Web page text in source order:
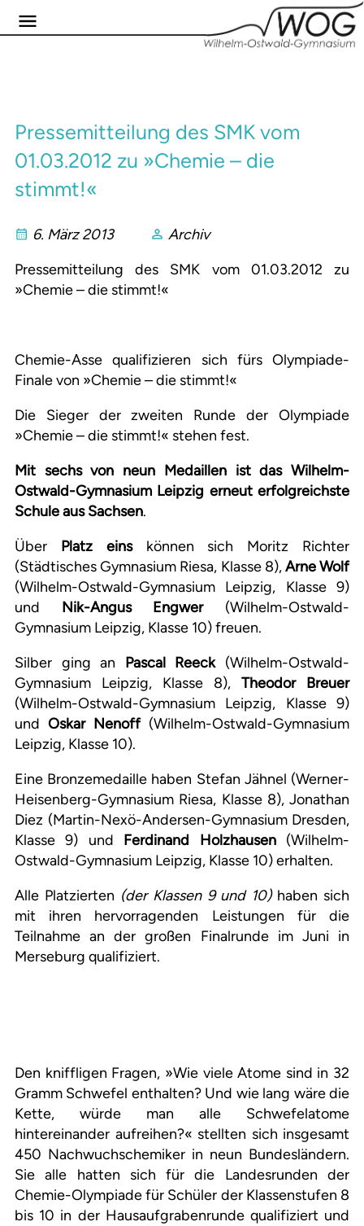
Pressemitteilung des SMK vom
01.03.2012 zu »Chemie – die
stimmt!«
6. März 2013
Archiv
Pressemitteilung des SMK vom 01.03.2012 zu
»Chemie – die stimmt!«
Chemie-Asse qualifizieren sich fürs Olympiade-
Finale von »Chemie – die stimmt!«
Die Sieger der zweiten Runde der Olympiade
»Chemie – die stimmt!« stehen fest.
Mit sechs von neun Medaillen ist das Wilhelm-
Ostwald-Gymnasium Leipzig erneut erfolgreichste
Schule aus Sachsen.
Über Platz einskönnen sich Moritz Richter
(Städtisches Gymnasium Riesa, Klasse 8),Arne Wolf
(Wilhelm-Ostwald-Gymnasium Leipzig, Klasse 9)
und Nik-Angus Engwer(Wilhelm-Ostwald-
Gymnasium Leipzig, Klasse 10) freuen.
Silber ging an Pascal Reeck(Wilhelm-Ostwald-
Gymnasium Leipzig, Klasse 8), Theodor Breuer
(Wilhelm-Ostwald-Gymnasium Leipzig, Klasse 9)
und Oskar Nenoff (Wilhelm-Ostwald-Gymnasium
Leipzig, Klasse 10).
Eine Bronzemedaille haben Stefan Jähnel (Werner-
Heisenberg-Gymnasium Riesa, Klasse 8), Jonathan
Diez (Martin-Nexö-Andersen-Gymnasium Dresden,
Klasse 9) und Ferdinand Holzhausen(Wilhelm-
Ostwald-Gymnasium Leipzig, Klasse 10) erhalten.
Alle Platzierten (der Klassen 9 und 10)haben sich
mit ihren hervorragenden Leistungen für die
Teilnahme an der großen Finalrunde im Juni in
Merseburg qualifiziert.
Den kniffligen Fragen, »Wie viele Atome sind in 32
Gramm Schwefel enthalten? Und wie lang wäre die
Kette, würde man alle Schwefelatome
hintereinander aufreihen?« stellten sich insgesamt
450 Nachwuchschemiker in neun Bundesländern.
Sie alle hatten sich für die Landesrunden der
Chemie-Olympiade für Schüler der Klassenstufen 8
bis 10 in der Hausaufgrabenrunde qualifiziert und